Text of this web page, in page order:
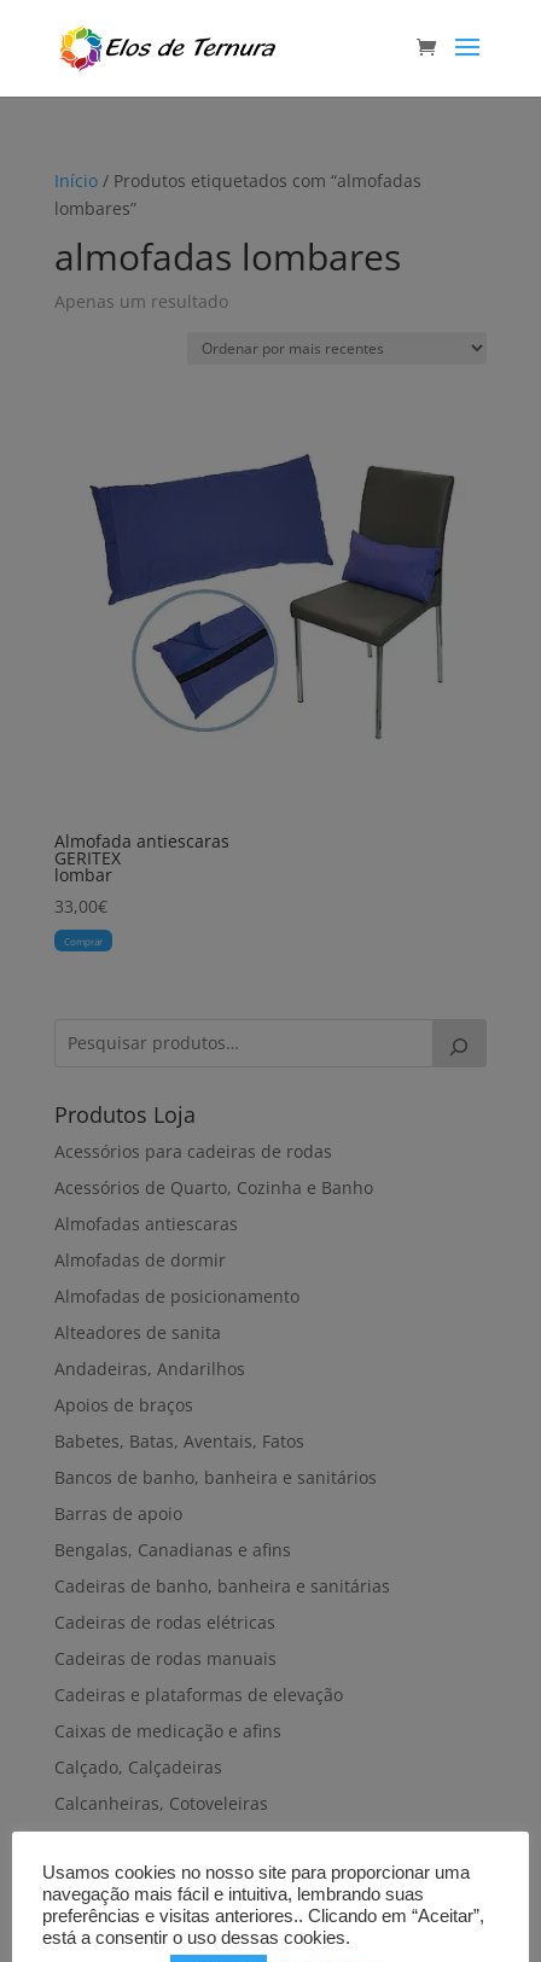
Início/ Produtos etiquetados com “almofadas
lombares”
almofadas lombares
Apenas um resultado
Almofada antiescaras
GERITEX
lombar
33,00€
Comprar
Produtos Loja
Acessórios para cadeiras de rodas
Acessórios de Quarto, Cozinha e Banho
Almofadas antiescaras
Almofadas de dormir
Almofadas de posicionamento
Alteadores de sanita
Andadeiras, Andarilhos
Apoios de braços
Babetes, Batas, Aventais, Fatos
Bancos de banho, banheira e sanitários
Barras de apoio
Bengalas, Canadianas e afins
Cadeiras de banho, banheira e sanitárias
Cadeiras de rodas elétricas
Cadeiras de rodas manuais
Cadeiras e plataformas de elevação
Caixas de medicação e afins
Calçado, Calçadeiras
Calcanheiras, Cotoveleiras
Camas articuladas
Carros hospitalares
Cestas, Arneses
Cintas e Faixas
Usamos cookies no nosso site para proporcionar uma
navegação mais fácil e intuitiva, lembrando suas
preferências e visitas anteriores.. Clicando em “Aceitar”,
está a consentir o uso dessas cookies.